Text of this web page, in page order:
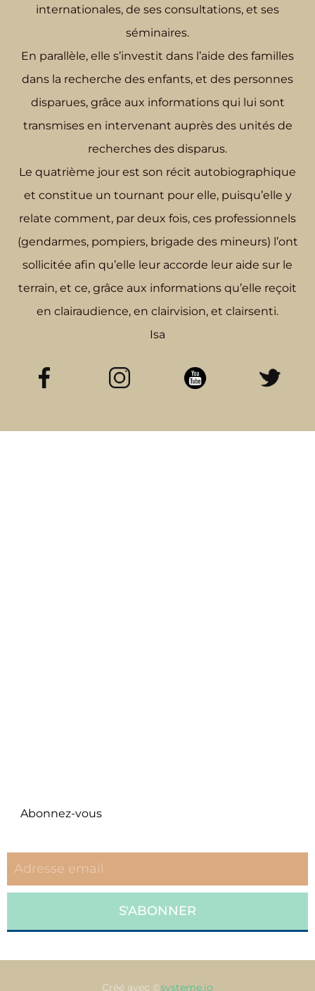
internationales, de ses consultations, et ses
séminaires.
En parallèle, elle s’investit dans l’aide des familles
dans la recherche des enfants, et des personnes
disparues, grâce aux informations qui lui sont
transmises en intervenant auprès des unités de
recherches des disparus.
Le quatrième jour est son récit autobiographique
et constitue un tournant pour elle, puisqu’elle y
relate comment, par deux fois, ces professionnels
(gendarmes, pompiers, brigade des mineurs) l’ont
sollicitée afin qu’elle leur accorde leur aide sur le
terrain, et ce, grâce aux informations qu’elle reçoit
en clairaudience, en clairvision, et clairsenti.
Isa
Abonnez-vouseccc repudiandae est voluptatem.
S'ABONNER
Créé avec ©systeme.io